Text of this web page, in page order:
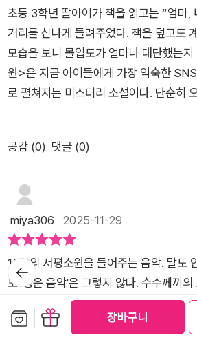
장바구니
이들의 성장과 진심을 보여준 작품이었다.
한 하나의 수단이라고 생각하면 문제 될
들로 하여금 더 호기심을 일으킬 수 있을
들었다.(무분별한 SNS 사용으로 아이들
점만 생각나는 건 아무래도 내가 이 또래
부모이기 때문에 더 그런 것 같다.)하지만
는 것은 어떤 위험이 기다리고 있는지도
리판단을 하지 못했을 때의 위험성을 알리
고하는 것 같다.이 책의 주인공인 유나도
구독자 수가 늘어나지만 그에 따른 대가
꼈고 그 덕에 더 성장할 수 있었다.이 책을
터넷 세상을 너무 믿지 않길 바라본다.<이
제공 받아 읽고 주관적으로 작성한 서평
삼동#비룡소#독자모니터링 #연못지기
#책추천 #어린이문학
초등 3학년 딸아이가 책을 읽고는 “엄마,
거리를 신나게 들려주었다. 책을 덮고도
모습을 보니 몰입도가 얼마나 대단했는
원>은 지금 아이들에게 가장 익숙한
로 펼쳐지는 미스터리 소설이다. 단순히
숨어 있는 위험까지 함께 보여 주어 깊은
이들이 실제로 사용하는 스마트폰 기능들
NS 탐색이 사건을 풀어가는 중요한 열쇠
크게 다가온다. 읽으면서 “만약 내 아이
아이는 단순히 “무서웠다, 재밌었다”가
미뿐만 아니라 ‘나도 할 수 있다’는 자신
생각이 든다.더불어 우리 초3은 유투버가
요즘 매일 하는 중이다.​비룡소의 새로운
책이라는데, 앞으로 나올 후속작들도 기
공감 (0) 댓글 (0)
miya306 2025-11-29
12살의 서평​소원을 들어주는 음악. 말도
도 '행운 음악'은 그렇지 않다. 수수께끼의
생각 따위는 불필요하다. 이런 일은 불가
운 응원'은 말 그대로 '행운 음원'이었다.
뒤로가
기